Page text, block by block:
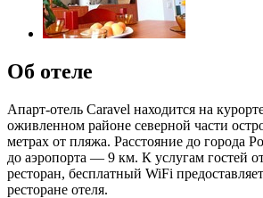
Об отеле
Апарт-отель Caravel находится на
оживленном районе северной части
метрах от пляжа. Расстояние до города
до аэропорта — 9 км. К услугам гостей
ресторан, бесплатный WiFi
ресторане отеля.